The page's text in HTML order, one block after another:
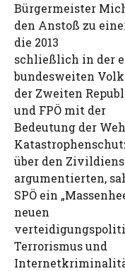
Bürgermeister
den Anstoß zu
die 2013
schließlich in der
bundesweiten
der Zweiten
und FPÖ mit der
Bedeutung der
über den
argumentierten,
SPÖ ein
neuen
Terrorismus und